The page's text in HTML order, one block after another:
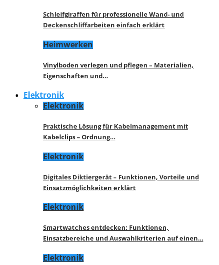
Schleifgiraffen für professionelle Wand- und
Deckenschliffarbeiten einfach erklärt
Heimwerken
Vinylboden verlegen und pflegen – Materialien,
Eigenschaften und…
Elektronik
Elektronik
Praktische Lösung für Kabelmanagement mit
Kabelclips – Ordnung…
Elektronik
Digitales Diktiergerät – Funktionen, Vorteile und
Einsatzmöglichkeiten erklärt
Elektronik
Smartwatches entdecken: Funktionen,
Einsatzbereiche und Auswahlkriterien auf einen…
Elektronik